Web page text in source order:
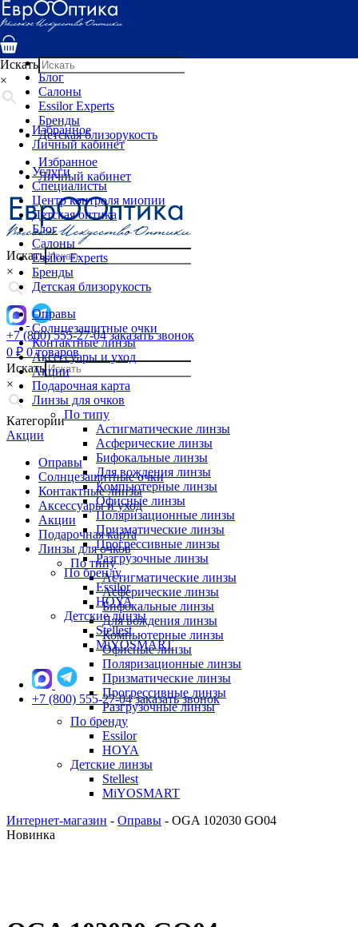
Услуги
Специалисты
Детская оптика
Блог
Салоны
Essilor Experts
Бренды
Детская близорукость
Избранное
Личный кабинет
Искать
×
+7 (800) 555-27-04 заказать звонок
0 ₽ 0 товаров
Искать
×
Категории
Акции
Оправы
Солнцезащитные очки
Контактные линзы
Аксессуары и уход
Акции
Подарочная карта
Линзы для очков
По типу
Астигматические линзы
Асферические линзы
Бифокальные линзы
Для вождения линзы
Компьютерные линзы
Офисные линзы
Поляризационные линзы
Призматические линзы
Прогрессивные линзы
Разгрузочные линзы
По бренду
Essilor
HOYA
Детские линзы
Stellest
MiYOSMART
Искать
×
Избранное
Личный кабинет
Услуги
Специалисты
Центр контроля миопии
Детская оптика
Блог
Салоны
Essilor Experts
Бренды
Детская близорукость
Оправы
Солнцезащитные очки
Контактные линзы
Аксессуары и уход
Акции
Подарочная карта
Линзы для очков
По типу
Астигматические линзы
Асферические линзы
Бифокальные линзы
Для вождения линзы
Компьютерные линзы
Офисные линзы
Поляризационные линзы
Призматические линзы
Прогрессивные линзы
Разгрузочные линзы
По бренду
Essilor
HOYA
Детские линзы
Stellest
MiYOSMART
+7 (800) 555-27-04 заказать звонок
Интернет-магазин - Оправы - OGA 102030 GO04
Новинка